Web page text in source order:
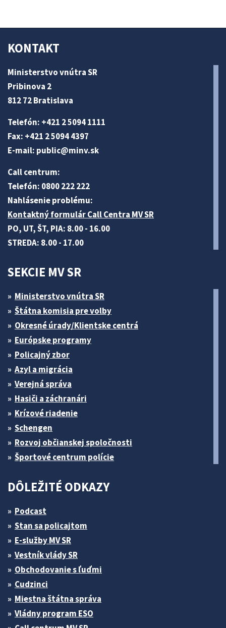
KONTAKT
Ministerstvo vnútra SR
Pribinova 2
812 72 Bratislava
Telefón: +421 2 5094 1111
Fax: +421 2 5094 4397
E-mail: public@minv.sk
Call centrum:
Telefón: 0800 222 222
Nahlásenie problému:
Kontaktný formulár Call Centra MV SR
PO, UT, ŠT, PIA: 8.00 - 16.00
STREDA: 8.00 - 17.00
SEKCIE MV SR
Ministerstvo vnútra SR
Štátna komisia pre volby
Okresné úrady/Klientske centrá
Európske programy
Policajný zbor
Azyl a migrácia
Verejná správa
Hasiči a záchranári
Krízové riadenie
Schengen
Rozvoj občianskej spoločnosti
Športové centrum polície
DÔLEŽITÉ ODKAZY
Podcast
Stan sa policajtom
E-služby MV SR
Vestník vlády SR
Obchodovanie s ľuďmi
Cudzinci
Miestna štátna správa
Vládny program ESO